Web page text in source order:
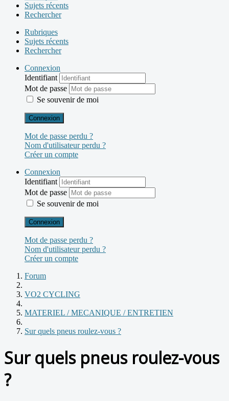
Sujets récents
Rechercher
Rubriques
Sujets récents
Rechercher
Connexion
Identifiant
Mot de passe
Se souvenir de moi
Connexion
Mot de passe perdu ?
Nom d'utilisateur perdu ?
Créer un compte
Connexion
Identifiant
Mot de passe
Se souvenir de moi
Connexion
Mot de passe perdu ?
Nom d'utilisateur perdu ?
Créer un compte
Forum
VO2 CYCLING
MATERIEL / MECANIQUE / ENTRETIEN
Sur quels pneus roulez-vous ?
Sur quels pneus roulez-vous
?